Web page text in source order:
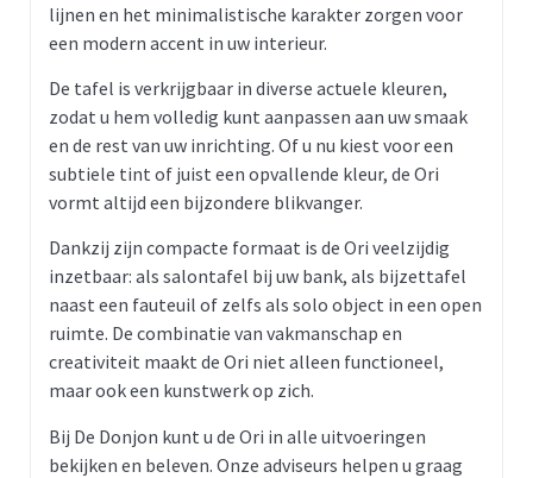
lijnen en het minimalistische karakter zorgen voor
een modern accent in uw interieur.
De tafel is verkrijgbaar in diverse actuele kleuren,
zodat u hem volledig kunt aanpassen aan uw smaak
en de rest van uw inrichting. Of u nu kiest voor een
subtiele tint of juist een opvallende kleur, de Ori
vormt altijd een bijzondere blikvanger.
Dankzij zijn compacte formaat is de Ori veelzijdig
inzetbaar: als salontafel bij uw bank, als bijzettafel
naast een fauteuil of zelfs als solo object in een open
ruimte. De combinatie van vakmanschap en
creativiteit maakt de Ori niet alleen functioneel,
maar ook een kunstwerk op zich.
Bij De Donjon kunt u de Ori in alle uitvoeringen
bekijken en beleven. Onze adviseurs helpen u graag